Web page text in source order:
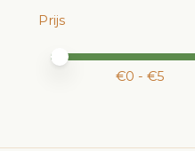
Prijs
Minimale
Price maximum
€0 - €5